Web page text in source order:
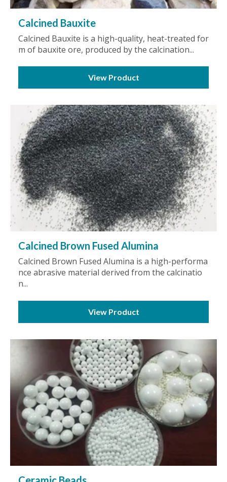
Calcined Bauxite
Calcined Bauxite is a high-quality, heat-treated for
m of bauxite ore, produced by the calcination...
View Product
Calcined Brown Fused Alumina
Calcined Brown Fused Alumina is a high-performa
nce abrasive material derived from the calcinatio
n...
View Product